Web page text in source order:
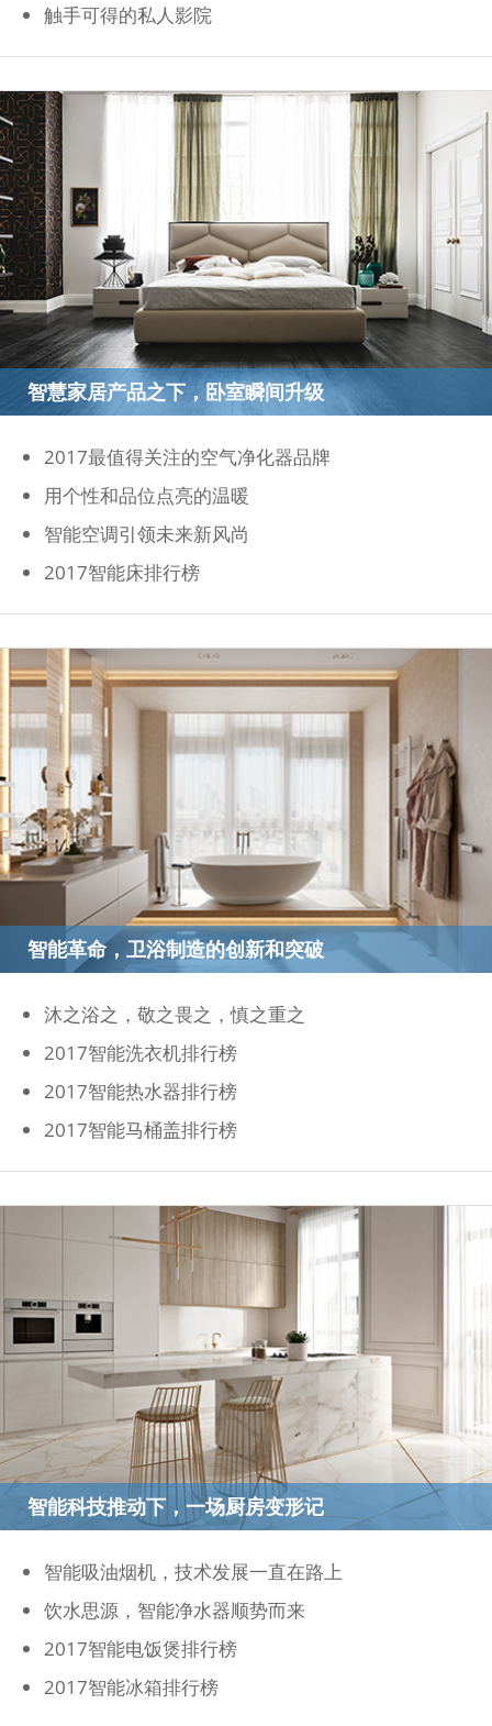
触手可得的私人影院
智慧家居产品之下，卧室瞬间升级
2017最值得关注的空气净化器品牌
用个性和品位点亮的温暖
智能空调引领未来新风尚
2017智能床排行榜
智能革命，卫浴制造的创新和突破
沐之浴之，敬之畏之，慎之重之
2017智能洗衣机排行榜
2017智能热水器排行榜
2017智能马桶盖排行榜
智能科技推动下，一场厨房变形记
智能吸油烟机，技术发展一直在路上
饮水思源，智能净水器顺势而来
2017智能电饭煲排行榜
2017智能冰箱排行榜